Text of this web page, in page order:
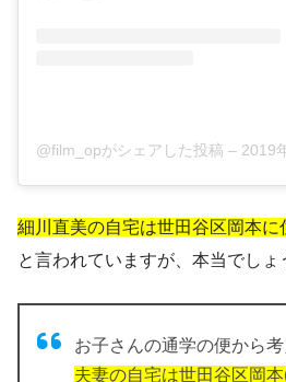
@film_opがシェアした投稿 – 2019年
細川直美の自宅は世田谷区岡本に
と言われていますが、本当でしょ
お子さんの通学の便から考
夫妻の自宅は世田谷区岡